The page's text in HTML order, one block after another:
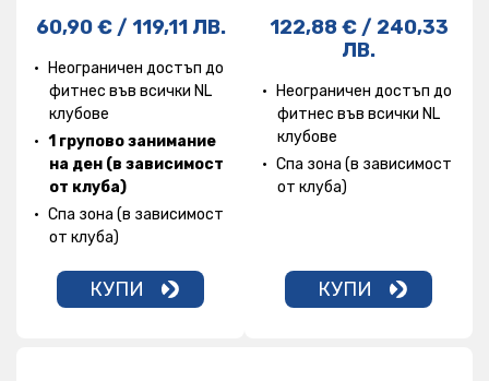
60,90 € / 119,11 ЛВ.
Неограничен достъп до
фитнес във всички NL
клубове
1 групово занимание
на ден (в зависимост
от клуба)
Спа зона (в зависимост
от клуба)
КУПИ
122,88 € / 240,33
ЛВ.
Неограничен достъп до
фитнес във всички NL
клубове
Спа зона (в зависимост
от клуба)
КУПИ